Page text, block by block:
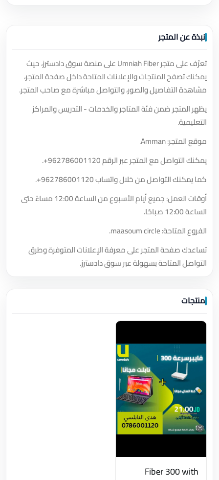
نبذة عن المتجر
تعرّف على متجر Umniah Fiber على منصة سوق دادسترز، حيث
يمكنك تصفح المنتجات والإعلانات المتاحة داخل صفحة المتجر،
مشاهدة التفاصيل والصور، والتواصل مباشرة مع صاحب المتجر.
يظهر المتجر ضمن فئة المتاجر والخدمات - التدريس والمراكز
التعليمية.
موقع المتجر: Amman.
يمكنك التواصل مع المتجر عبر الرقم+962786001120
.
كما يمكنك التواصل من خلال واتساب+962786001120
.
أوقات العمل: جميع أيام الأسبوع من الساعة 12:00 مساءً حتى
الساعة 12:00 صباحًا.
الفروع المتاحة: maasoum circle.
تساعدك صفحة المتجر على معرفة الإعلانات المتوفرة وطرق
التواصل المتاحة بسهولة عبر سوق دادسترز.
منتجات
Fiber 300 with